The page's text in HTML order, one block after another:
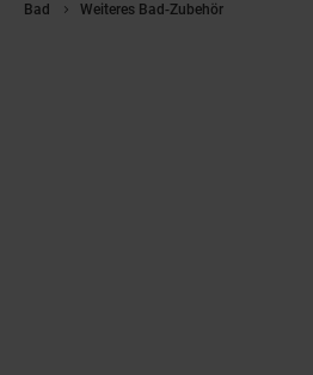
Bad Weiteres Bad-Zubehör